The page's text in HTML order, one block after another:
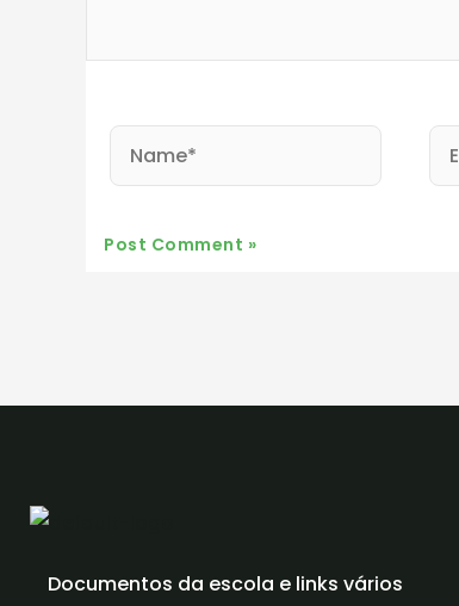
Documentos da escola e links vários